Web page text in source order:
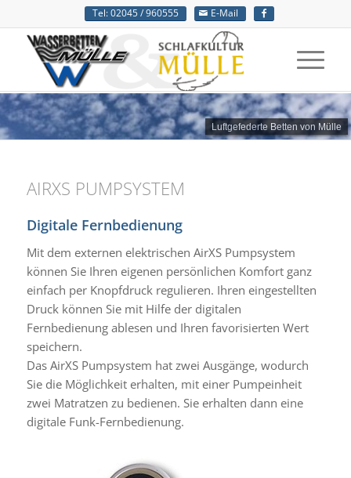
Tel: 02045 / 960555 E-Mail
Luftgefederte Betten von Mülle
AIRXS PUMPSYSTEM
Digitale Fernbedienung
Mit dem externen elektrischen AirXS Pumpsystem
können Sie Ihren eigenen persönlichen Komfort ganz
einfach per Knopfdruck regulieren. Ihren eingestellten
Druck können Sie mit Hilfe der digitalen
Fernbedienung ablesen und Ihren favorisierten Wert
speichern.
Das AirXS Pumpsystem hat zwei Ausgänge, wodurch
Sie die Möglichkeit erhalten, mit einer Pumpeinheit
zwei Matratzen zu bedienen. Sie erhalten dann eine
digitale Funk-Fernbedienung.